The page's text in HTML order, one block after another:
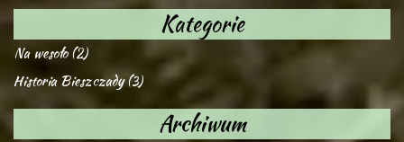
Kategorie
Na wesoło (2)
Historia Bieszczady (3)
Archiwum